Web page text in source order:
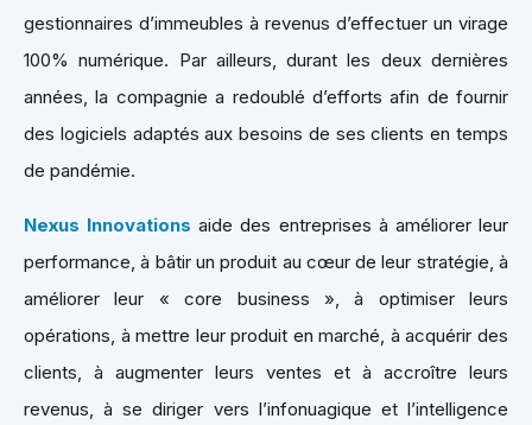
gestionnaires d’immeubles à revenus d’effectuer un virage
100% numérique. Par ailleurs, durant les deux dernières
années, la compagnie a redoublé d’efforts afin de fournir
des logiciels adaptés aux besoins de ses clients en temps
de pandémie.
Nexus Innovations aide des entreprises à améliorer leur
performance, à bâtir un produit au cœur de leur stratégie, à
améliorer leur « core business », à optimiser leurs
opérations, à mettre leur produit en marché, à acquérir des
clients, à augmenter leurs ventes et à accroître leurs
revenus, à se diriger vers l’infonuagique et l’intelligence